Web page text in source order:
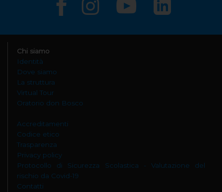
Chi siamo
Identità
Dove siamo
La struttura
Virtual Tour
Oratorio don Bosco
Accreditamenti
Codice etico
Trasparenza
Privacy policy
Protocollo di Sicurezza Scolastica - Valutazione del
rischio da Covid-19
Contatti